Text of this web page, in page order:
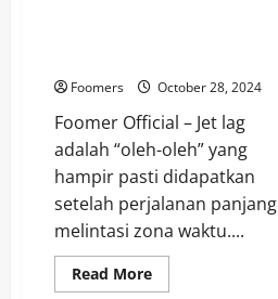
Foomers October 28, 2024
Foomer Official – Jet lag
adalah “oleh-oleh” yang
hampir pasti didapatkan
setelah perjalanan panjang
melintasi zona waktu....
Read MoreRead
more